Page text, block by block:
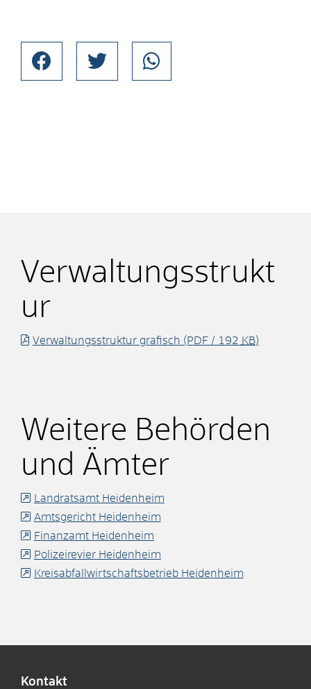
Verwaltungsstrukt
ur
Verwaltungsstruktur grafisch (PDF / 192 KB)
Weitere Behörden
und Ämter
Landratsamt Heidenheim
Amtsgericht Heidenheim
Finanzamt Heidenheim
Polizeirevier Heidenheim
Kreisabfallwirtschaftsbetrieb Heidenheim
Kontakt